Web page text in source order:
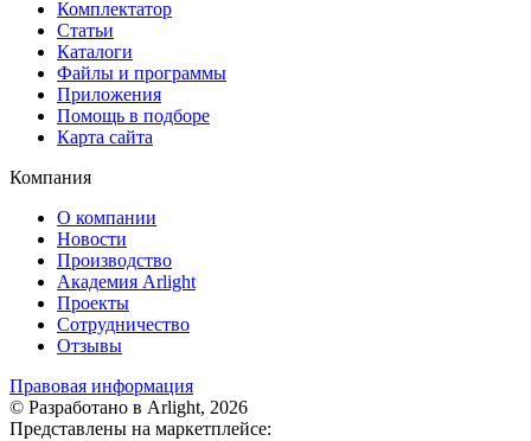
Комплектатор
Статьи
Каталоги
Файлы и программы
Приложения
Помощь в подборе
Карта сайта
Компания
О компании
Новости
Производство
Академия Arlight
Проекты
Сотрудничество
Отзывы
Правовая информация
© Разработано в Arlight, 2026
Представлены на маркетплейсе: